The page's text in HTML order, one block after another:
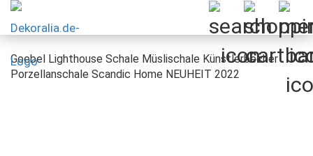
Goebel Lighthouse Schale Müslischale Künstlerbecher
Porzellanschale Scandic Home NEUHEIT 2022